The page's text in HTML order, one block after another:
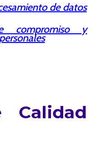
de datos
compromiso y
Calidad